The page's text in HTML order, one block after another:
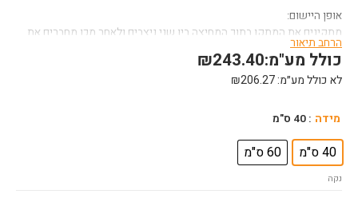
אופן היישום:
מתקינים את המתקן בתוך המחיצה בין שני ניצבים ולאחר מכן מחברים את
לוחות הגבס.
הרחב תיאור
₪243.40כולל מע"מ:
לא כולל מע״מ: ₪206.27
מידה : 40 ס"מ
40 ס"מ 60 ס"מ
נקה
כמות
מתקן
לתלית
מוניטור/